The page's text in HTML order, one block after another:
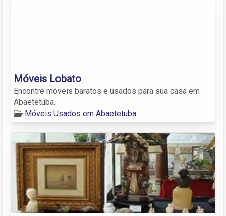
Móveis Lobato
Encontre móveis baratos e usados para sua casa em
Abaetetuba.
Móveis Usados em Abaetetuba